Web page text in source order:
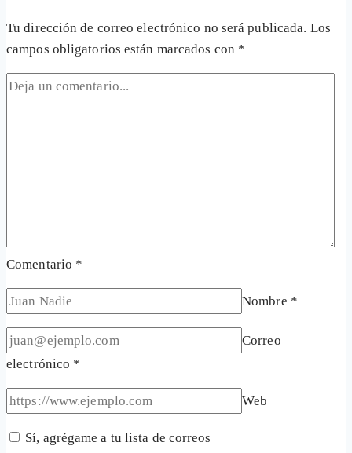
Tu dirección de correo electrónico no será publicada. Los
campos obligatorios están marcados con *
Comentario *
Nombre *
Correo
electrónico *
Web
Sí, agrégame a tu lista de correos